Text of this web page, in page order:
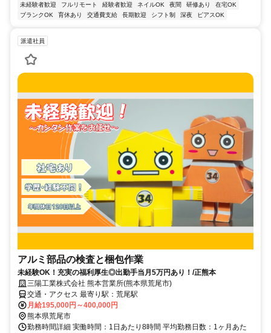
未経験者歓迎
フルリモート 経験者歓迎 ネイルOK 夜間 研修あり
在宅OK
ブランクOK
育休あり 交通費支給 長期歓迎 シフト制 深夜 ピアスOK
派遣社員
アルミ部品の検査と梱包作業
未経験OK！充実の福利厚生◎出勤手当月5万円あり！/正熊本
三陽工業株式会社 熊本営業所(熊本県荒尾市)
交通・アクセス 最寄り駅：荒尾駅
月給195,000円～400,000円
熊本県荒尾市
勤務時間詳細 実働時間：1日あたり8時間 平均勤務日数：1ヶ月あた